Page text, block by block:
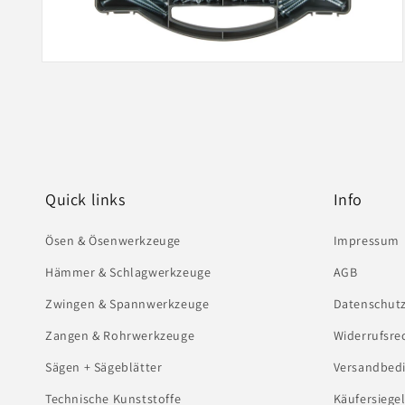
Quick links
Ösen & Ösenwerkzeuge
Hämmer & Schlagwerkzeuge
Zwingen & Spannwerkzeuge
Zangen & Rohrwerkzeuge
Sägen + Sägeblätter
Technische Kunststoffe
Info
Impressum
AGB
Datenschutz
Käufersiegel